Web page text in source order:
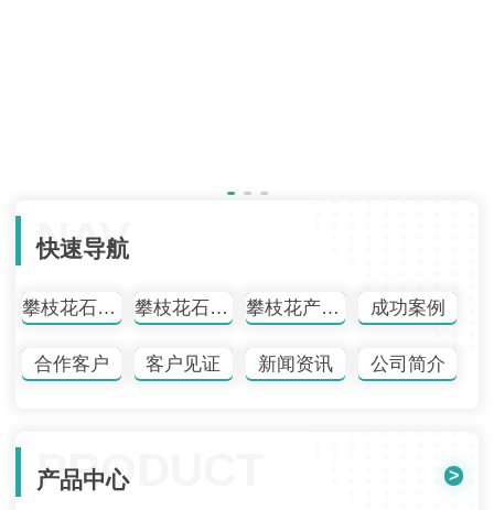
NAV
快速导航
攀枝花石英砂 攀枝花石英砂批发 攀枝花产品中心 成功案例
合作客户 客户见证 新闻资讯 公司简介
PRODUCT
产品中心 >